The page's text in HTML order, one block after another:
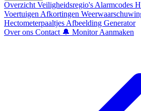
Overzicht Veiligheidsregio's Alarmcodes
Voertuigen Afkortingen
Hectometerpaaltjes Afbeelding Generator
Over ons Contact 🔔 Monitor Aanmaken